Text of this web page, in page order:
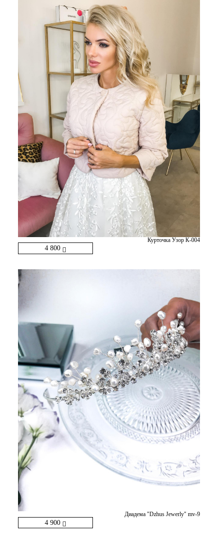
4 800
Курточка Узор К-004
4 900
Диадема "Dzhus Jewerly" mv-9